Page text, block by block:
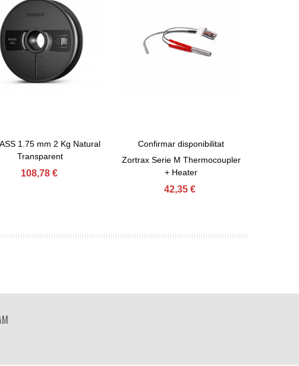
Al Carret
1.75 mm 2 Kg Natural
Transparent
108,78 €
View More
Confirmar disponibilitat
Zortrax Serie M Thermocoupler
+ Heater
42,35 €